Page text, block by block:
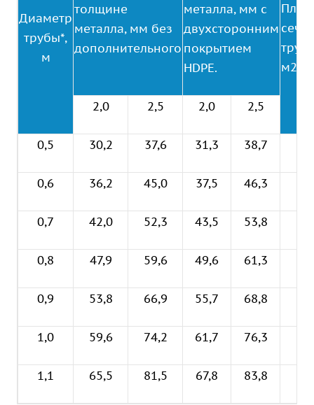
Диаметр
трубы*,
м
толщине
металла, мм без
дополнительного
металла, мм с
двухсторонним
покрытием
HDPE.
м2
2,0 2,5 2,0 2,5
0,5 30,2 37,6 31,3 38,7
0,6 36,2 45,0 37,5 46,3
0,7 42,0 52,3 43,5 53,8
0,8 47,9 59,6 49,6 61,3
0,9 53,8 66,9 55,7 68,8
1,0 59,6 74,2 61,7 76,3
1,1 65,5 81,5 67,8 83,8